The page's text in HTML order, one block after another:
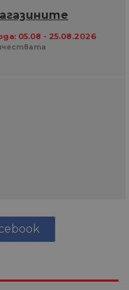
05.08 - 25.08.2026